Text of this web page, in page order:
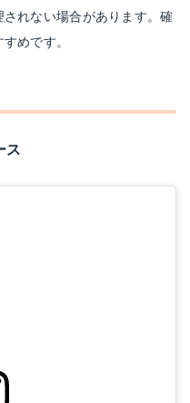
れない場合があります。確
めです。
ス